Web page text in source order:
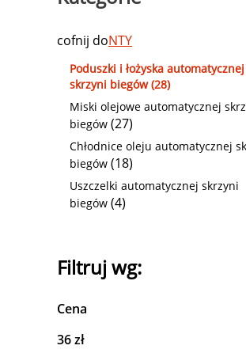
cofnij doNTY
Poduszki i łożyska automatycznej
skrzyni biegów (28)
Miski olejowe automatycznej
biegów (27)
Chłodnice oleju automatycznej
biegów (18)
Uszczelki automatycznej skrzyni
biegów (4)
Filtruj wg:
Cena
36 zł